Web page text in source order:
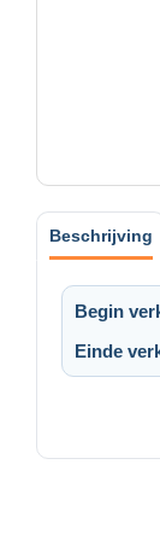
Beschrijving
Begin
Einde